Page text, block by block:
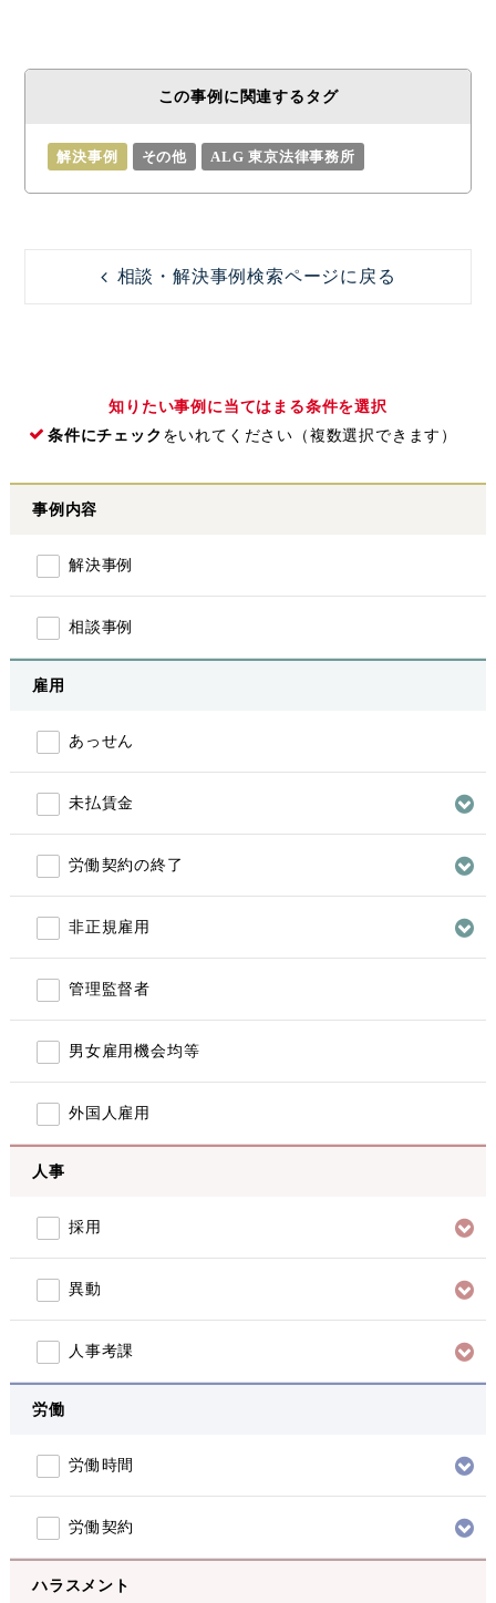
この事例に関連するタグ
解決事例 その他 ALG 東京法律事務所
相談・解決事例検索ページに戻る
知りたい事例に当てはまる条件を選択
条件にチェック をいれてください（複数選択できます）
事例内容
解決事例
相談事例
雇用
あっせん
未払賃金
労働契約の終了
非正規雇用
管理監督者
男女雇用機会均等
外国人雇用
人事
採用
異動
人事考課
労働
労働時間
労働契約
ハラスメント